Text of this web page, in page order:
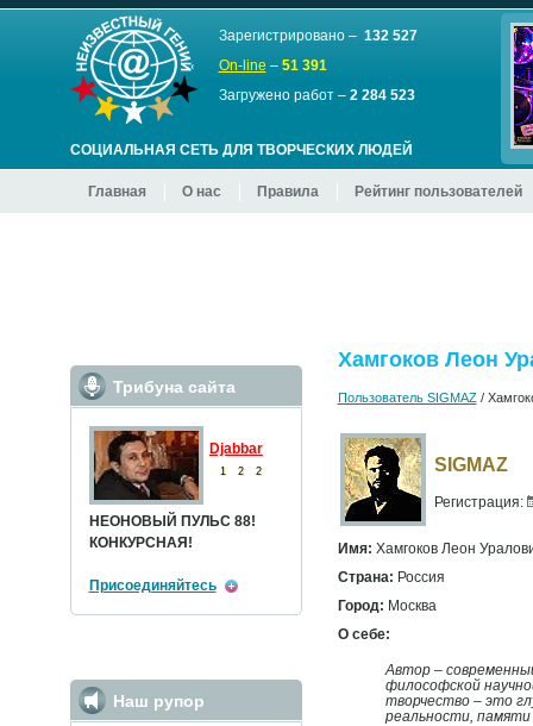
Зарегистрировано – 132 527
On-line– 51 391
Загружено работ – 2 284 523
СОЦИАЛЬНАЯ СЕТЬ ДЛЯ ТВОРЧЕСКИХ ЛЮДЕЙ
Главная О нас Правила Рейтинг пользователей
Хамгоков Леон
Пользователь SIGMAZ/
SIGMAZ
Регистрация:
Имя: Хамгоков Леон
Страна: Россия
Город: Москва
О себе:
Автор –
философской
творчество – это
реальности, памяти
Трибуна сайта
Djabbar
1 2 2
НЕОНОВЫЙ ПУЛЬС 88!
КОНКУРСНАЯ!
Присоединяйтесь
Наш рупор